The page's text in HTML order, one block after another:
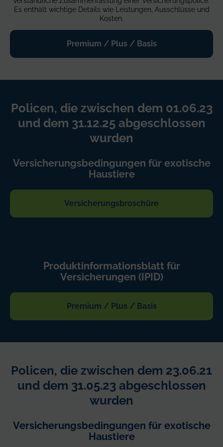
Es enthält wichtige Details wie Leistungen, Ausschlüsse und
Kosten.
Premium / Plus / Basis
Policen, die zwischen dem 01.06.23
und dem 31.12.25 abgeschlossen
wurden
Versicherungsbedingungen für exotische
Haustiere
Versicherungsbroschüre
Produktinformationsblatt für
Versicherungen (IPID)
Premium / Plus / Basis
Policen, die zwischen dem 23.06.21
und dem 31.05.23 abgeschlossen
wurden
Versicherungsbedingungen für exotische
Haustiere